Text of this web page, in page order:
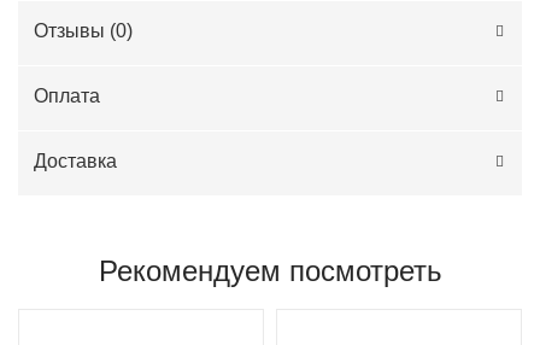
Отзывы (0)
Оплата
Доставка
Рекомендуем посмотреть